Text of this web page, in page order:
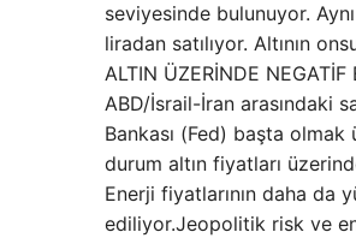
seviyesinde bulunuyor.
liradan satılıyor. Altının
ALTIN ÜZERİNDE NEGATİF
ABD/İsrail-İran arasındaki
Bankası (Fed) başta olmak
durum altın fiyatları
Enerji fiyatlarının daha da
ediliyor.Jeopolitik risk ve